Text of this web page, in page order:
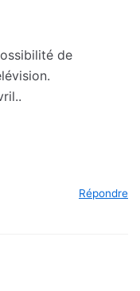
de
Répondre